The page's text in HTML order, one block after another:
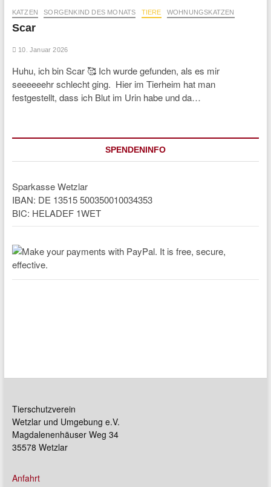
KATZEN SORGENKIND DES MONATS TIERE WOHNUNGSKATZEN
Scar
10. Januar 2026
Huhu, ich bin Scar 🥰 Ich wurde gefunden, als es mir
seeeeeehr schlecht ging. Hier im Tierheim hat man
festgestellt, dass ich Blut im Urin habe und da…
SPENDENINFO
Sparkasse Wetzlar
IBAN: DE 13515 500350010034353
BIC: HELADEF 1WET
Tierschutzverein
Wetzlar und Umgebung e.V.
Magdalenenhäuser Weg 34
35578 Wetzlar
Anfahrt